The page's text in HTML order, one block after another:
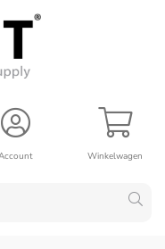
Winkelwagen